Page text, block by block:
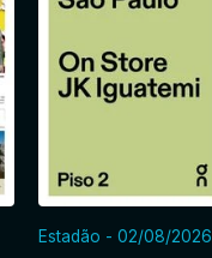
Estadão - 02/08/2026